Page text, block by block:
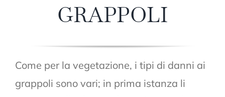
GRAPPOLI
Come per la vegetazione, i tipi di danni ai
grappoli sono vari; in prima istanza li